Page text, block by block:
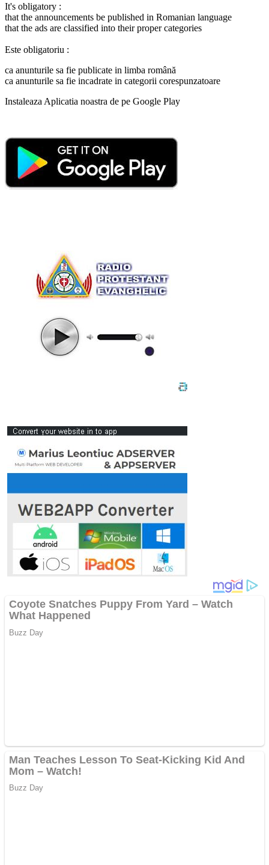
It's obligatory :
that the announcements be published in Romanian language
that the ads are classified into their proper categories
Este obligatoriu :
ca anunturile sa fie publicate in limba română
ca anunturile sa fie incadrate in categorii corespunzatoare
Instaleaza Aplicatia noastra de pe Google Play